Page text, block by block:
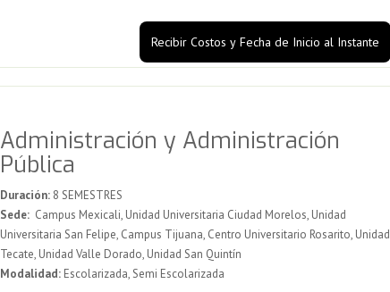
Recibir Costos y Fecha de Inicio al Instante
Administración y Administración
Pública
Duración:8 SEMESTRES
Sede:Campus Mexicali, Unidad Universitaria Ciudad Morelos, Unidad
Universitaria San Felipe, Campus Tijuana, Centro Universitario Rosarito, Unidad
Tecate, Unidad Valle Dorado, Unidad San Quintín
Modalidad:Escolarizada, Semi Escolarizada